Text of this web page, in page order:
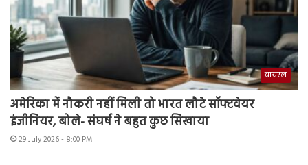
वायरल
अमेरिका में नौकरी नहीं मिली तो भारत लौटे सॉफ्टवेयर
इंजीनियर, बोले- संघर्ष ने बहुत कुछ सिखाया
29 July 2026 - 8:00 PM